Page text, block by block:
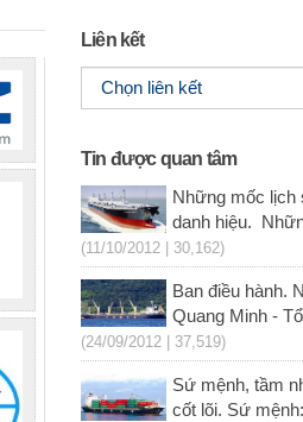
Liên kết
Tin được quan tâm
Những mốc lịch
danh hiệu.
(11/10/2012 | 30,162)
Ban điều hành.
Quang Minh -
(24/09/2012 | 37,519)
Sứ mệnh, tầm
cốt lõi. Sứ